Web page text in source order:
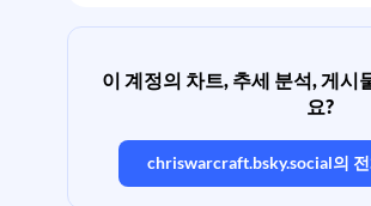
이 계정의 차트, 추세 분석, 게시
요?
chriswarcraft.bsky.social의